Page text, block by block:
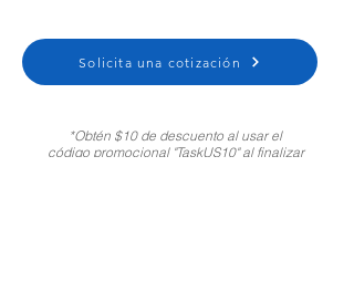
Solicita una cotización
*Obtén $10 de descuento al usar el
código promocional "TaskUS10" al finalizar